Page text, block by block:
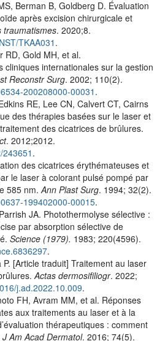
Berman B, Goldberg D. Évaluation
après excision chirurgicale et
traumatismes. 2020;8.
TKAA031 .
RD, Gold MH, et al.
cliniques internationales sur la gestion
Reconstr Surg. 2002; 110(2).
200208000-00031 .
RE, Lee CN, Calvert CT, Cairns
des thérapies basées sur le laser et
des cicatrices de brûlures.
. 2012;2012.
.
des cicatrices érythémateuses et
le laser à colorant pulsé pompé par
585 nm.Ann Plast Surg. 1994; 32(2).
199402000-00015.
JA. Photothermolyse sélective :
par absorption sélective de
Science (1979). 1983; 220(4596).
.
P. [Article traduit] Traitement au laser
Actas dermosifiliogr. 2022;
j.ad.2022.10.009.
FH, Avram MM, et al. Réponses
aux traitements au laser et à la
thérapeutiques : comment
J Am Acad Dermatol. 2016; 74(5).